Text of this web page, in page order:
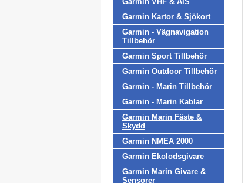
Garmin Kartor & Sjökort
Garmin - Vägnavigation
Tillbehör
Garmin Sport Tillbehör
Garmin Outdoor Tillbehör
Garmin - Marin Tillbehör
Garmin - Marin Kablar
Garmin Marin Fäste &
Skydd
Garmin NMEA 2000
Garmin Ekolodsgivare
Garmin Marin Givare &
Sensorer